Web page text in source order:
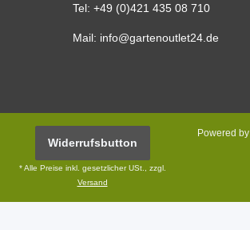
Tel: +49 (0)421 435 08 710
Mail: info@gartenoutlet24.de
Widerrufsbutton
* Alle Preise inkl. gesetzlicher USt., zzgl.
Versand
Powered by